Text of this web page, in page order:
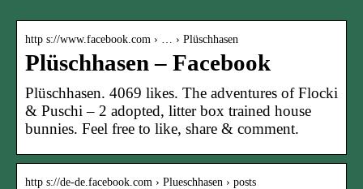
http s://www.facebook.com › … › Plüschhasen
Plüschhasen – Facebook
Plüschhasen. 4069 likes. The adventures of Flocki
& Puschi – 2 adopted, litter box trained house
bunnies. Feel free to like, share & comment.
http s://de-de.facebook.com › Plueschhasen › posts